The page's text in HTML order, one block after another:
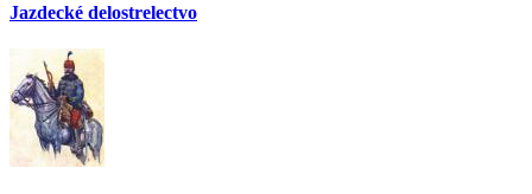
Jazdecké delostrelectvo